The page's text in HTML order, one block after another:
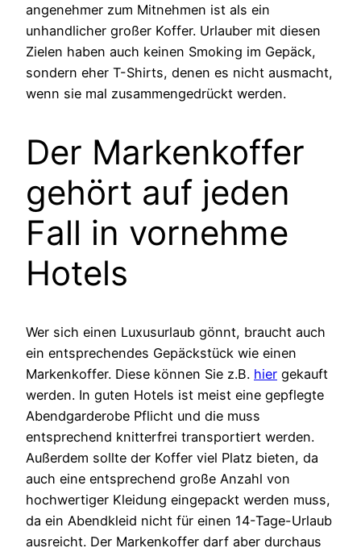
angenehmer zum Mitnehmen ist als ein
unhandlicher großer Koffer. Urlauber mit diesen
Zielen haben auch keinen Smoking im Gepäck,
sondern eher T-Shirts, denen es nicht ausmacht,
wenn sie mal zusammengedrückt werden.
Der Markenkoffer
gehört auf jeden
Fall in vornehme
Hotels
Wer sich einen Luxusurlaub gönnt, braucht auch
ein entsprechendes Gepäckstück wie einen
Markenkoffer. Diese können Sie z.B. hier gekauft
werden. In guten Hotels ist meist eine gepflegte
Abendgarderobe Pflicht und die muss
entsprechend knitterfrei transportiert werden.
Außerdem sollte der Koffer viel Platz bieten, da
auch eine entsprechend große Anzahl von
hochwertiger Kleidung eingepackt werden muss,
da ein Abendkleid nicht für einen 14-Tage-Urlaub
ausreicht. Der Markenkoffer darf aber durchaus